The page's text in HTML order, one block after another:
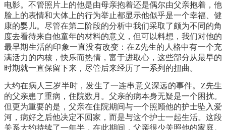
电影。不管照片上的他是由母亲抱着还是偶尔由父亲抱着，他
脸上的表情和大体上的行为举止都显示他似乎是一个幸福、健
康的婴儿。尽管在第二阶段的分析中我们采取了颇为不同的角
度去看待来自他童年的材料的意义，但可以料想，我们对他的
最早期生活的印象一直没有改变：在Z先生的人格中有一个充
满活力的内核，快乐而热情，富于进取心，这些部分从最早的
时期就一直保留下来，尽管后来经历了一系列的扭曲。
大约在病人三岁半时，发生了一连串意义深远的事件。 Z先生
的父亲患了重病，住院数月。父亲的病本身无疑是一个困扰。
但更为重要的是，父亲在住院期间与一个照顾他的护士坠入爱
河，病好之后他决定不回家，而是与这个护士一起生活。这段
关系大约持续了一年半，在此期间，父亲很少关照他的家庭。